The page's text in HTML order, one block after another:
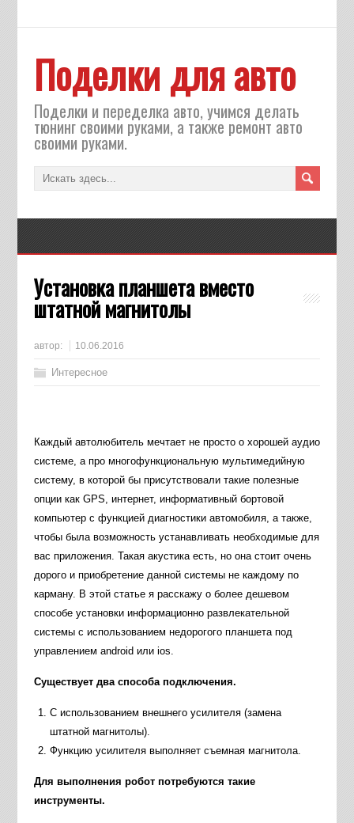
Поделки для авто
Поделки и переделка авто, учимся делать
тюнинг своими руками, а также ремонт авто
своими руками.
Установка планшета вместо
штатной магнитолы
автор: 10.06.2016
Интересное
Каждый автолюбитель мечтает не просто о хорошей аудио
системе, а про многофункциональную мультимедийную
систему, в которой бы присутствовали такие полезные
опции как GPS, интернет, информативный бортовой
компьютер с функцией диагностики автомобиля, а также,
чтобы была возможность устанавливать необходимые для
вас приложения. Такая акустика есть, но она стоит очень
дорого и приобретение данной системы не каждому по
карману. В этой статье я расскажу о более дешевом
способе установки информационно развлекательной
системы с использованием недорогого планшета под
управлением android или ios.
Существует два способа подключения.
С использованием внешнего усилителя (замена
штатной магнитолы).
Функцию усилителя выполняет съемная магнитола.
Для выполнения робот потребуются такие
инструменты.